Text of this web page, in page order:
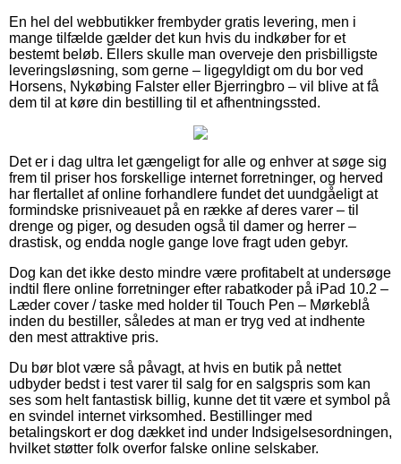
En hel del webbutikker frembyder gratis levering, men i
mange tilfælde gælder det kun hvis du indkøber for et
bestemt beløb. Ellers skulle man overveje den prisbilligste
leveringsløsning, som gerne – ligegyldigt om du bor ved
Horsens, Nykøbing Falster eller Bjerringbro – vil blive at få
dem til at køre din bestilling til et afhentningssted.
Det er i dag ultra let gængeligt for alle og enhver at søge sig
frem til priser hos forskellige internet forretninger, og herved
har flertallet af online forhandlere fundet det uundgåeligt at
formindske prisniveauet på en række af deres varer – til
drenge og piger, og desuden også til damer og herrer –
drastisk, og endda nogle gange love fragt uden gebyr.
Dog kan det ikke desto mindre være profitabelt at undersøge
indtil flere online forretninger efter rabatkoder på iPad 10.2 –
Læder cover / taske med holder til Touch Pen – Mørkeblå
inden du bestiller, således at man er tryg ved at indhente
den mest attraktive pris.
Du bør blot være så påvagt, at hvis en butik på nettet
udbyder bedst i test varer til salg for en salgspris som kan
ses som helt fantastisk billig, kunne det tit være et symbol på
en svindel internet virksomhed. Bestillinger med
betalingskort er dog dækket ind under Indsigelsesordningen,
hvilket støtter folk overfor falske online selskaber.